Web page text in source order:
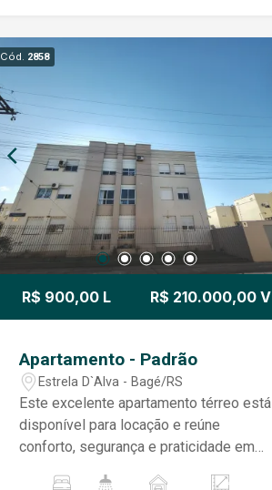
para lavanderia. Na área íntima, são dois
dormitórios, sendo uma suíte,
toda a família. O condomínio oferece
salão de festas, proporcionando um
excelente espaço para eventos e
momentos de lazer. Uma ótima
oportunidade para quem busca morar
em uma localização privilegiada, com
conforto e praticidade no dia a dia.
Cód. 2858
R$ 900,00 L R$ 210.000,00 V
Apartamento - Padrão
Estrela D`Alva - Bagé/RS
Este excelente apartamento térreo está
disponível para locação e reúne
conforto, segurança e praticidade em